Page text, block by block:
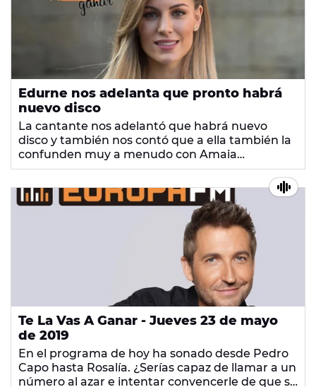
Edurne nos adelanta que pronto habrá
nuevo disco
La cantante nos adelantó que habrá nuevo
disco y también nos contó que a ella también la
confunden muy a menudo con Amaia
Salamanca. ¡Dale al play y no te pierdas nada!
Te La Vas A Ganar - Jueves 23 de mayo
de 2019
En el programa de hoy ha sonado desde Pedro
Capo hasta Rosalía. ¿Serías capaz de llamar a un
número al azar e intentar convencerle de que se